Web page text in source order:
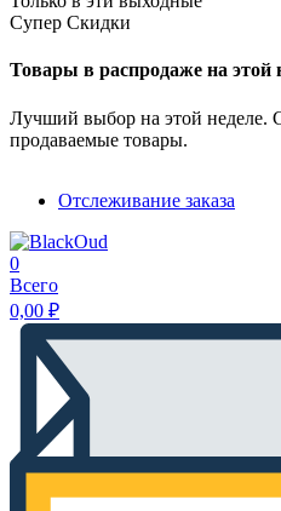
Супер Скидки
Товары в распродаже на этой
Лучший выбор на этой неделе.
продаваемые товары.
Отслеживание заказа
0
Всего
0,00 ₽